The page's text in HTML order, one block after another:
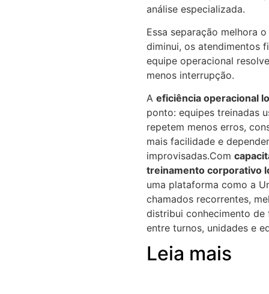
análise especializada.
Essa separação melhora
diminui, os atendimentos
equipe operacional
menos interrupção.
A eficiência operacional
ponto: equipes treinadas
repetem menos erros,
mais facilidade e
improvisadas.Com
treinamento corporativo
uma plataforma como a
chamados recorrentes,
distribui conhecimento de
entre turnos, unidades e
Leia mais